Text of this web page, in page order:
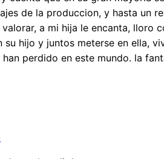
de la produccion, y hasta un
a mi hija le encanta, lloro
su hijo y juntos meterse en ella,
perdido en este mundo. la